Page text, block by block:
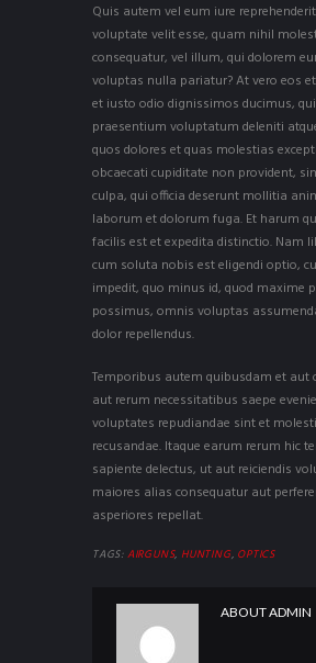
Quis autem vel eum iure
voluptate velit esse, quam nihil
consequatur, vel illum, qui dolorem
voluptas nulla pariatur? At vero eos
et iusto odio dignissimos ducimus,
praesentium voluptatum deleniti
quos dolores et quas molestias
obcaecati cupiditate non provident,
culpa, qui officia deserunt mollitia
laborum et dolorum fuga. Et harum
facilis est et expedita distinctio. Nam
cum soluta nobis est eligendi optio,
impedit, quo minus id, quod maxime
possimus, omnis voluptas
dolor repellendus.
Temporibus autem quibusdam et aut
aut rerum necessitatibus saepe
voluptates repudiandae sint et
recusandae. Itaque earum rerum hic
sapiente delectus, ut aut reiciendis
maiores alias consequatur aut
asperiores repellat.
TAGS:AIRGUNS, HUNTING, OPTICS
ABOUTADMIN